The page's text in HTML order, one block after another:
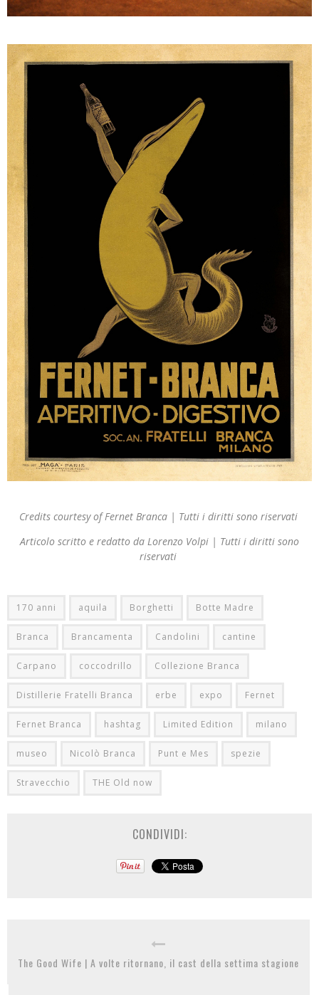
Credits courtesy of Fernet Branca | Tutti i diritti sono riservati
Articolo scritto e redatto da Lorenzo Volpi | Tutti i diritti sono
riservati
170 anni aquila Borghetti Botte Madre
Branca Brancamenta Candolini cantine
Carpano coccodrillo Collezione Branca
Distillerie Fratelli Branca erbe expo Fernet
Fernet Branca hashtag Limited Edition milano
museo Nicolò Branca Punt e Mes spezie
Stravecchio THE Old now
CONDIVIDI:
The Good Wife | A volte ritornano, il cast della settima stagione